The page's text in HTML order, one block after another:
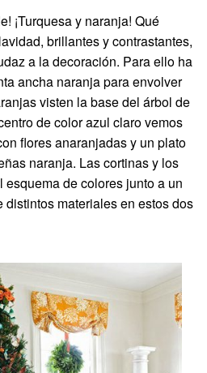
¡Turquesa y naranja! Qué
brillantes y contrastantes,
a la decoración. Para ello ha
ancha naranja para envolver
visten la base del árbol de
de color azul claro vemos
flores anaranjadas y un plato
naranja. Las cortinas y los
de colores junto a un
materiales en estos dos